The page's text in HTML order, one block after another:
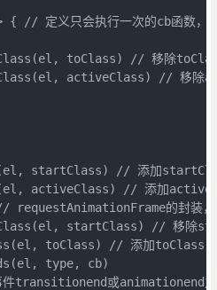
// 定义只会执行一次的cb函数，
toClass) // 移除
activeClass) // 移除
startClass) // 添加
activeClass) // 添加
requestAnimationFrame的封装，
startClass) // 移除
toClass) // 添加toClass
type, cb)
件transitionend或animationend